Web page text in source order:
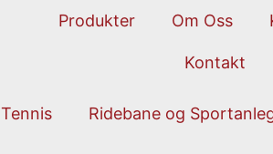
Produkter Om Oss
Kontakt
Tennis Ridebane og